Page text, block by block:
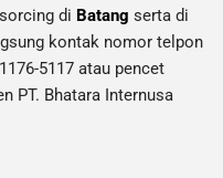
di Batang serta di
kontak nomor telpon
5117 atau pencet
PT. Bhatara Internusa